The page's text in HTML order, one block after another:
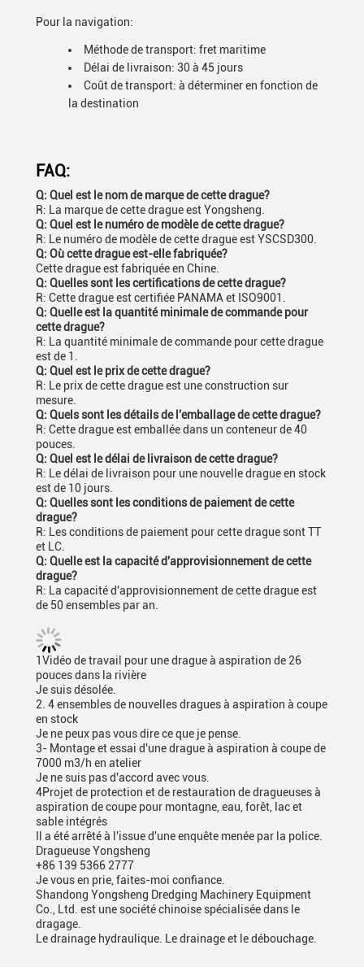
Pour la navigation:
Méthode de transport: fret maritime
Délai de livraison: 30 à 45 jours
Coût de transport: à déterminer en fonction de
la destination
FAQ:
Q: Quel est le nom de marque de cette drague?
R: La marque de cette drague est Yongsheng.
Q: Quel est le numéro de modèle de cette drague?
R: Le numéro de modèle de cette drague est YSCSD300.
Q: Où cette drague est-elle fabriquée?
Cette drague est fabriquée en Chine.
Q: Quelles sont les certifications de cette drague?
R: Cette drague est certifiée PANAMA et ISO9001.
Q: Quelle est la quantité minimale de commande pour
cette drague?
R: La quantité minimale de commande pour cette drague
est de 1.
Q: Quel est le prix de cette drague?
R: Le prix de cette drague est une construction sur
mesure.
Q: Quels sont les détails de l'emballage de cette drague?
R: Cette drague est emballée dans un conteneur de 40
pouces.
Q: Quel est le délai de livraison de cette drague?
R: Le délai de livraison pour une nouvelle drague en stock
est de 10 jours.
Q: Quelles sont les conditions de paiement de cette
drague?
R: Les conditions de paiement pour cette drague sont TT
et LC.
Q: Quelle est la capacité d'approvisionnement de cette
drague?
R: La capacité d'approvisionnement de cette drague est
de 50 ensembles par an.
1Vidéo de travail pour une drague à aspiration de 26
pouces dans la rivière
Je suis désolée.
2. 4 ensembles de nouvelles dragues à aspiration à coupe
en stock
Je ne peux pas vous dire ce que je pense.
3- Montage et essai d'une drague à aspiration à coupe de
7000 m3/h en atelier
Je ne suis pas d'accord avec vous.
4Projet de protection et de restauration de dragueuses à
aspiration de coupe pour montagne, eau, forêt, lac et
sable intégrés
Il a été arrêté à l'issue d'une enquête menée par la police.
Dragueuse Yongsheng
+86 139 5366 2777
Je vous en prie, faites-moi confiance.
Shandong Yongsheng Dredging Machinery Equipment
Co., Ltd. est une société chinoise spécialisée dans le
dragage.
Le drainage hydraulique. Le drainage et le débouchage.